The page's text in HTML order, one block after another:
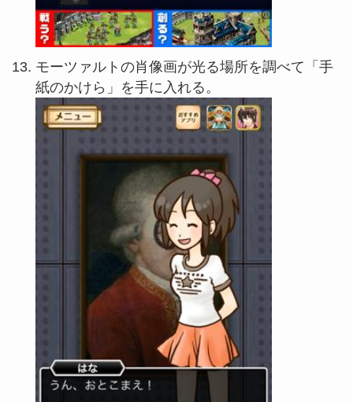
モーツァルトの肖像画が光る場所を調べて「手
紙のかけら」を手に入れる。